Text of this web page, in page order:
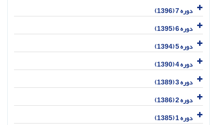
دوره 7 (1396)
دوره 6 (1395)
دوره 5 (1394)
دوره 4 (1390)
دوره 3 (1389)
دوره 2 (1386)
دوره 1 (1385)